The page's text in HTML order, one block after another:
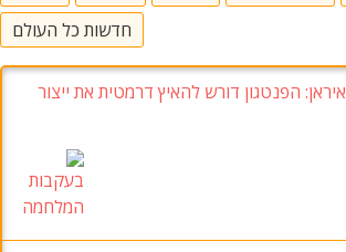
חדשות כל העולם
הפנטגון דורש להאיץ דרמטית את ייצור